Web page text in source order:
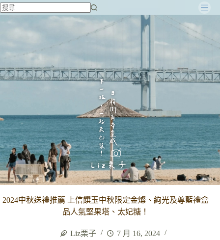
跳
容
2024中秋送禮推薦 上信饌玉中秋限定金燦、絢光及尊藍禮盒
品人氣堅果塔、太妃糖！
Liz栗子
7 月 16, 2024